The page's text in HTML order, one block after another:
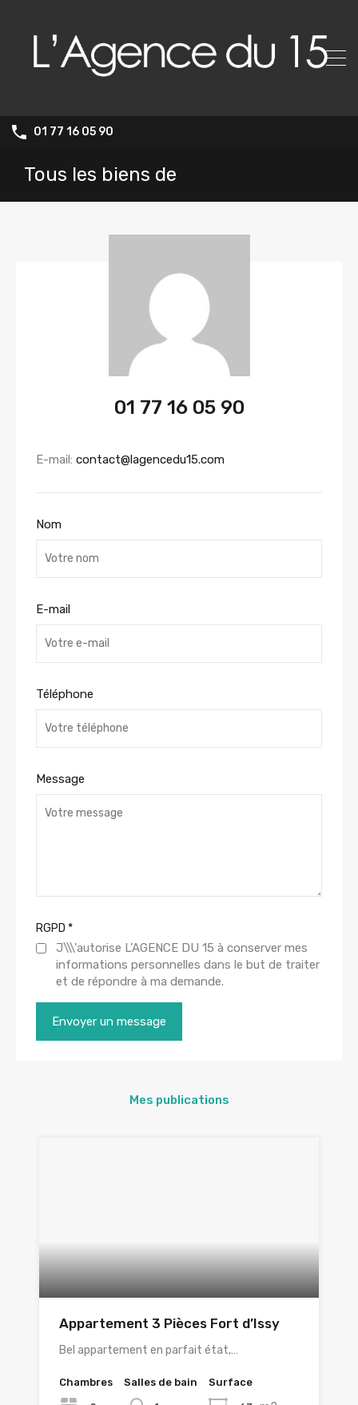
01 77 16 05 90
Tous les biens de
01 77 16 05 90
E-mail: contact@lagencedu15.com
Nom
E-mail
Téléphone
Message
RGPD *
J\\\'autorise L’AGENCE DU 15 à conserver mes
informations personnelles dans le but de traiter
et de répondre à ma demande.
Mes publications
Appartement 3 Pièces Fort d’Issy
Bel appartement en parfait état,…
Chambres Salles de bain Surface